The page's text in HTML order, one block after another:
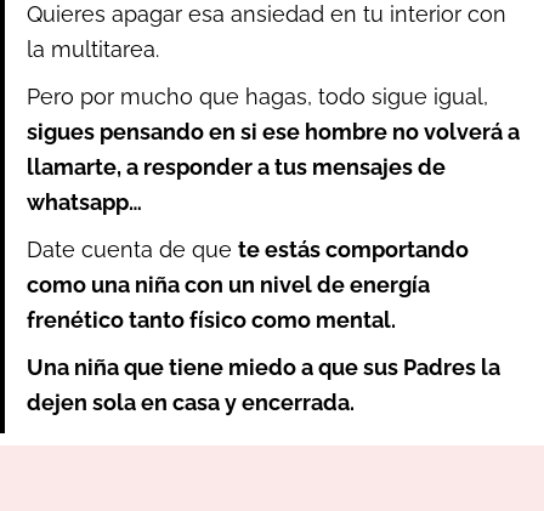
Quieres apagar esa ansiedad en tu interior con
la multitarea.
Pero por mucho que hagas, todo sigue igual,
sigues pensando en si ese hombre no volverá a
llamarte, a responder a tus mensajes de
whatsapp…
Date cuenta de que te estás comportando
como una niña con un nivel de energía
frenético tanto físico como mental.
Una niña que tiene miedo a que sus Padres la
dejen sola en casa y encerrada.